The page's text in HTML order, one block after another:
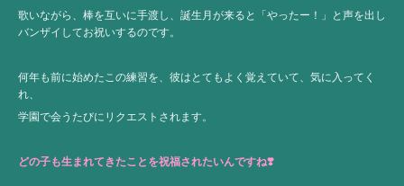
歌いながら、棒を互いに手渡し、誕生月が来ると「やったー！」と声を出し
バンザイしてお祝いするのです。
何年も前に始めたこの練習を、彼はとてもよく覚えていて、気に入ってく
れ、
学園で会うたびにリクエストされます。
どの子も生まれてきたことを祝福されたいんですね❣️